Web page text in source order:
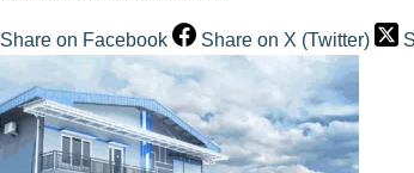
Share on Facebook Share on X (Twitter)